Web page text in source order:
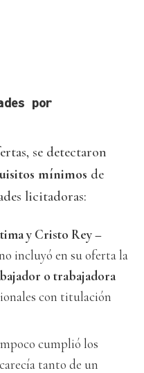
por
se detectaron
mínimos de
licitadoras:
y Cristo Rey –
incluyó en su oferta la
o trabajadora
con titulación
cumplió los
tanto de un